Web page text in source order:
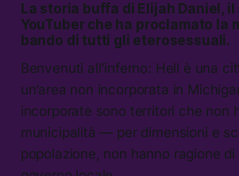
La storia buffa di Elijah Daniel,
YouTuber che ha proclamato la
bando di tutti gli eterosessuali.
Benvenuti all’inferno: Hell è una
un’area non incorporata in
incorporate sono territori che non
municipalità — per dimensioni e
popolazione, non hanno ragione